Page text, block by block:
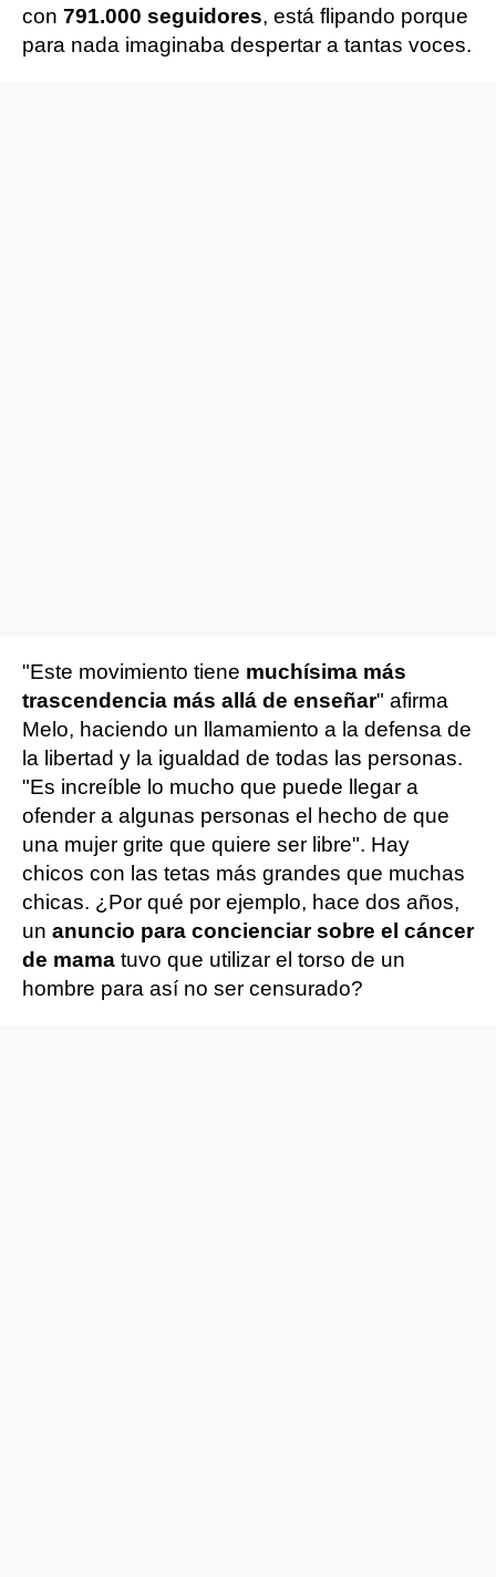
con 791.000 seguidores, está flipando porque
para nada imaginaba despertar a tantas voces.
"Este movimiento tiene muchísima más
trascendencia más allá de enseñar" afirma
Melo, haciendo un llamamiento a la defensa de
la libertad y la igualdad de todas las personas.
"Es increíble lo mucho que puede llegar a
ofender a algunas personas el hecho de que
una mujer grite que quiere ser libre". Hay
chicos con las tetas más grandes que muchas
chicas. ¿Por qué por ejemplo, hace dos años,
un anuncio para concienciar sobre el cáncer
de mama tuvo que utilizar el torso de un
hombre para así no ser censurado?